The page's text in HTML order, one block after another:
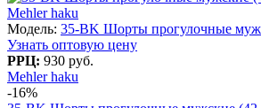
Mehler haku
Модель: 35-BK Шорты прогулочные
Узнать оптовую цену
РРЦ: 930 руб.
Mehler haku
-16%